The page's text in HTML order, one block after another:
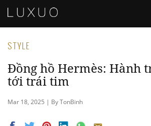
STYLE
Đồng hồ Hermès: Hành
tới trái tim
Mar 18, 2025 | By TonBinh